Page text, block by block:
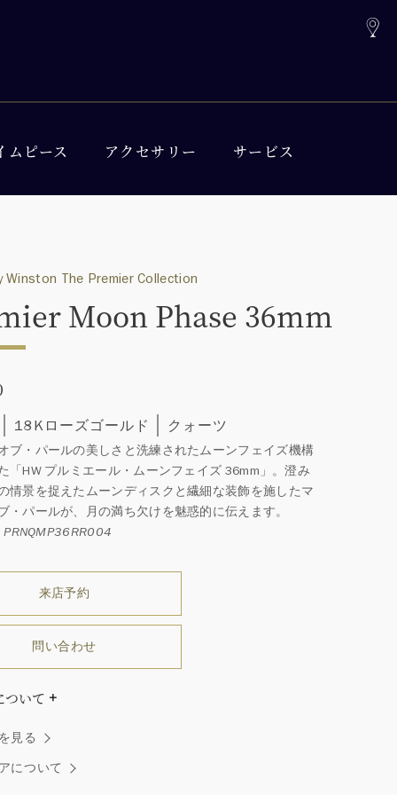
ムピース アクセサリー サービス
Winston The Premier Collection
Moon Phase 36mm
18Kローズゴールド クォーツ
ブ・パールの美しさと洗練されたムーンフェイズ機構
「HW プルミエール・ムーンフェイズ 36mm」。澄み
情景を捉えたムーンディスクと繊細な装飾を施したマ
・パールが、月の満ち欠けを魅惑的に伝えます。
来店予約
問い合わせ
ついて
トンはそう語りました。ハリー・ウィンストンによって
た最高品質のダイヤモンド及びジェムストーンは、ひと
が唯一無二の個性を有する天然の素材であるため、同製
見る
について